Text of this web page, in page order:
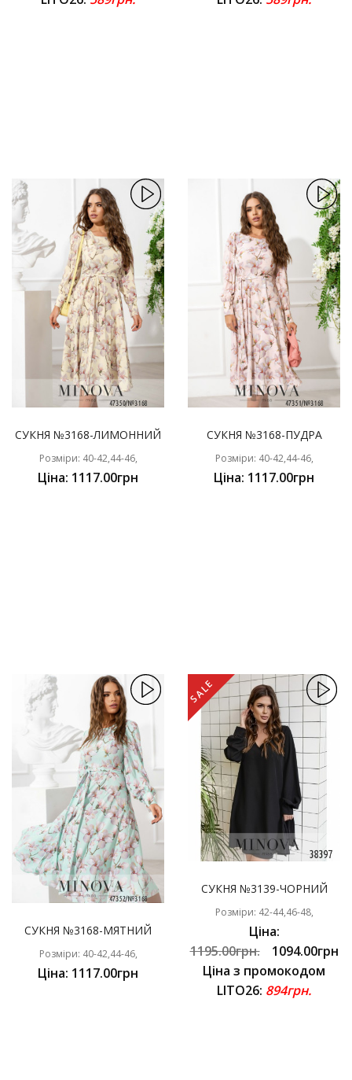
СУКНЯ №3168-ЛИМОННИЙ
Розміри: 40-42,44-46,
Ціна: 1117.00грн
СУКНЯ №3168-ПУДРА
Розміри: 40-42,44-46,
Ціна: 1117.00грн
СУКНЯ №3168-МЯТНИЙ
Розміри: 40-42,44-46,
Ціна: 1117.00грн
SALE
СУКНЯ №3139-ЧОРНИЙ
Розміри: 42-44,46-48,
Ціна:
1195.00грн.
1094.00грн
Ціна з промокодом
LITO26: 894грн.